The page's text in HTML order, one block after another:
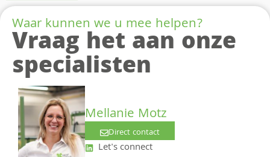
Waar kunnen we u mee helpen?
Vraag het aan onze
specialisten
Mellanie Motz
Direct contact
Let's connect